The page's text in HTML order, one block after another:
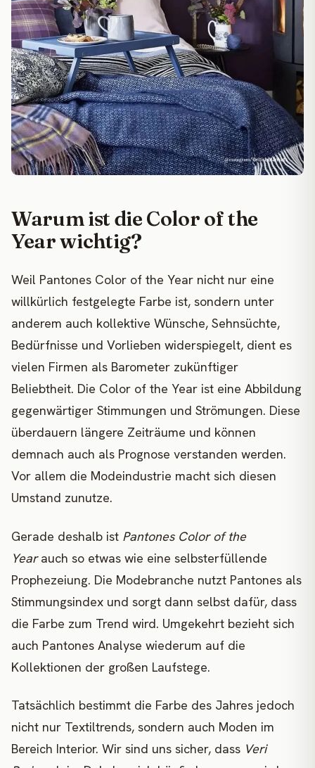
Warum ist die Color of the
Year wichtig?
Weil Pantones Color of the Year nicht nur eine
willkürlich festgelegte Farbe ist, sondern unter
anderem auch kollektive Wünsche, Sehnsüchte,
Bedürfnisse und Vorlieben widerspiegelt, dient es
vielen Firmen als Barometer zukünftiger
Beliebtheit. Die Color of the Year ist eine Abbildung
gegenwärtiger Stimmungen und Strömungen. Diese
überdauern längere Zeiträume und können
demnach auch als Prognose verstanden werden.
Vor allem die Modeindustrie macht sich diesen
Umstand zunutze.
Gerade deshalb ist Pantones Color of the
Yearauch so etwas wie eine selbsterfüllende
Prophezeiung. Die Modebranche nutzt Pantones als
Stimmungsindex und sorgt dann selbst dafür, dass
die Farbe zum Trend wird. Umgekehrt bezieht sich
auch Pantones Analyse wiederum auf die
Kollektionen der großen Laufstege.
Tatsächlich bestimmt die Farbe des Jahres jedoch
nicht nur Textiltrends, sondern auch Moden im
Bereich Interior. Wir sind uns sicher, dass Veri